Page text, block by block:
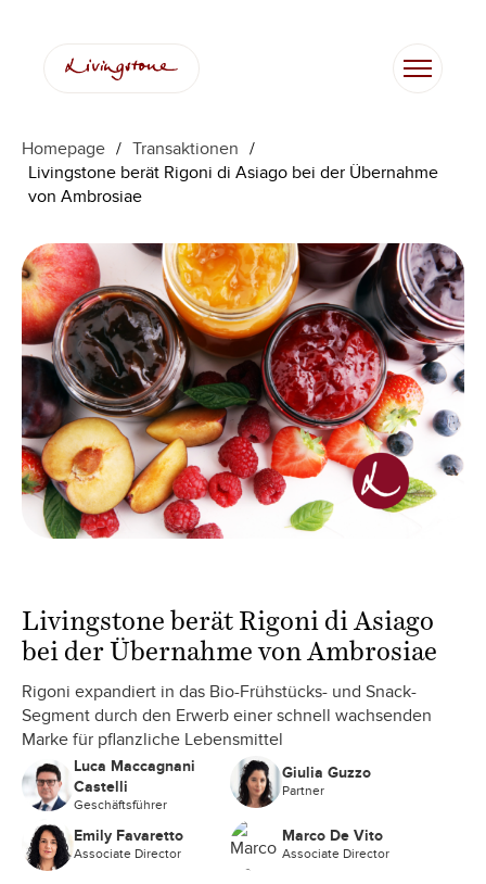
Homepage / Transaktionen /
Livingstone berät Rigoni di Asiago bei der Übernahme
von Ambrosiae
Livingstone berät Rigoni di Asiago
bei der Übernahme von Ambrosiae
Rigoni expandiert in das Bio-Frühstücks- und Snack-
Segment durch den Erwerb einer schnell wachsenden
Marke für pflanzliche Lebensmittel
Luca Maccagnani
Castelli
Geschäftsführer
Giulia Guzzo
Partner
Emily Favaretto
Associate Director
Marco De Vito
Associate Director